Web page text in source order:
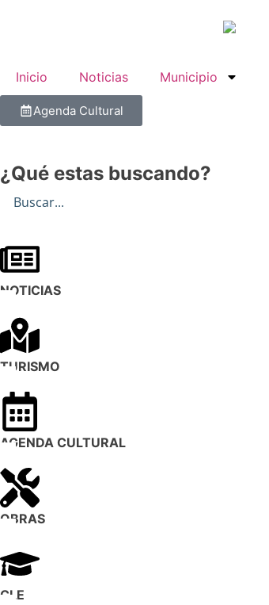
Inicio Noticias Municipio
Agenda Cultural
¿Qué estas buscando?
NOTICIAS
TURISMO
AGENDA CULTURAL
OBRAS
CLE